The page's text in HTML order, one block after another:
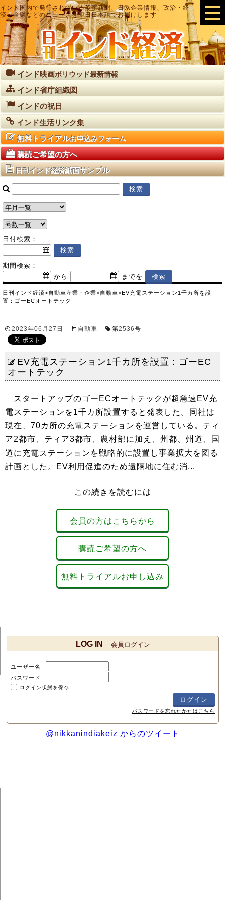
インド国内で発行されている英字新聞、日系企業情報、政治・経
済・金融などのニュースを即日日本語でお届けします
インド映画ボリウッド最新情報
インド省庁組織図
インドの祝日
インド生活リンク集
無料トライアルお申込みフォーム
購読ご希望の方へ
日刊インド経済紙面サンプル
日付検索：
期間検索：
から
までを
日刊インド経済>自動車産業・企業>自動車>EV充電ステーション1千カ所を設
置：ゴーECオートテック
2023年06月27日 自動車 第2536号
EV充電ステーション1千カ所を設置：ゴーEC
オートテック
スタートアップのゴーECオートテックが超急速EV充
電ステーションを1千カ所設置すると発表した。同社は
現在、70カ所の充電ステーションを運営している。ティ
ア2都市、ティア3都市、農村部に加え、州都、州道、国
道に充電ステーションを戦略的に設置し事業拡大を図る
計画とした。EV利用促進のため遠隔地に住む消...
この続きを読むには
会員の方はこちらから
購読ご希望の方へ
無料トライアルお申し込み
LOG IN 会員ログイン
ユーザー名
パスワード
ログイン状態を保存
パスワードを忘れたかたはこちら
@nikkanindiakeiz からのツイート